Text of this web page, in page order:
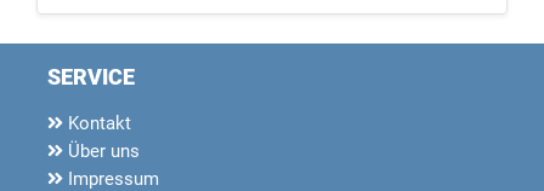
SERVICE
Kontakt
Über uns
Impressum